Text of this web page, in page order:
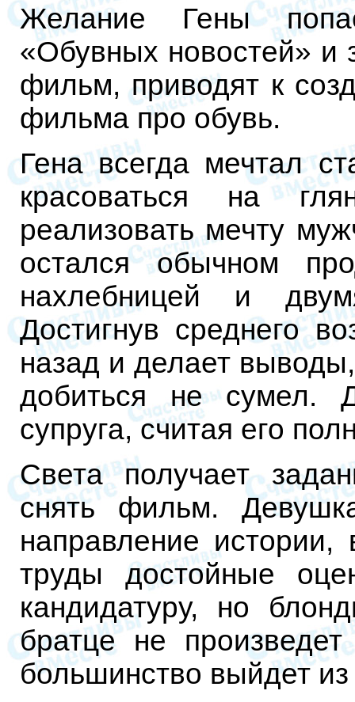
Желание Гены
«Обувных новостей» и
фильм, приводят к
фильма про обувь.
Гена всегда мечтал
красоваться на
реализовать мечту
остался обычном
нахлебницей и
Достигнув среднего
назад и делает
добиться не сумел.
супруга, считая его
Света получает
снять фильм.
направление истории,
труды достойные
кандидатуру, но
братце не
большинство выйдет